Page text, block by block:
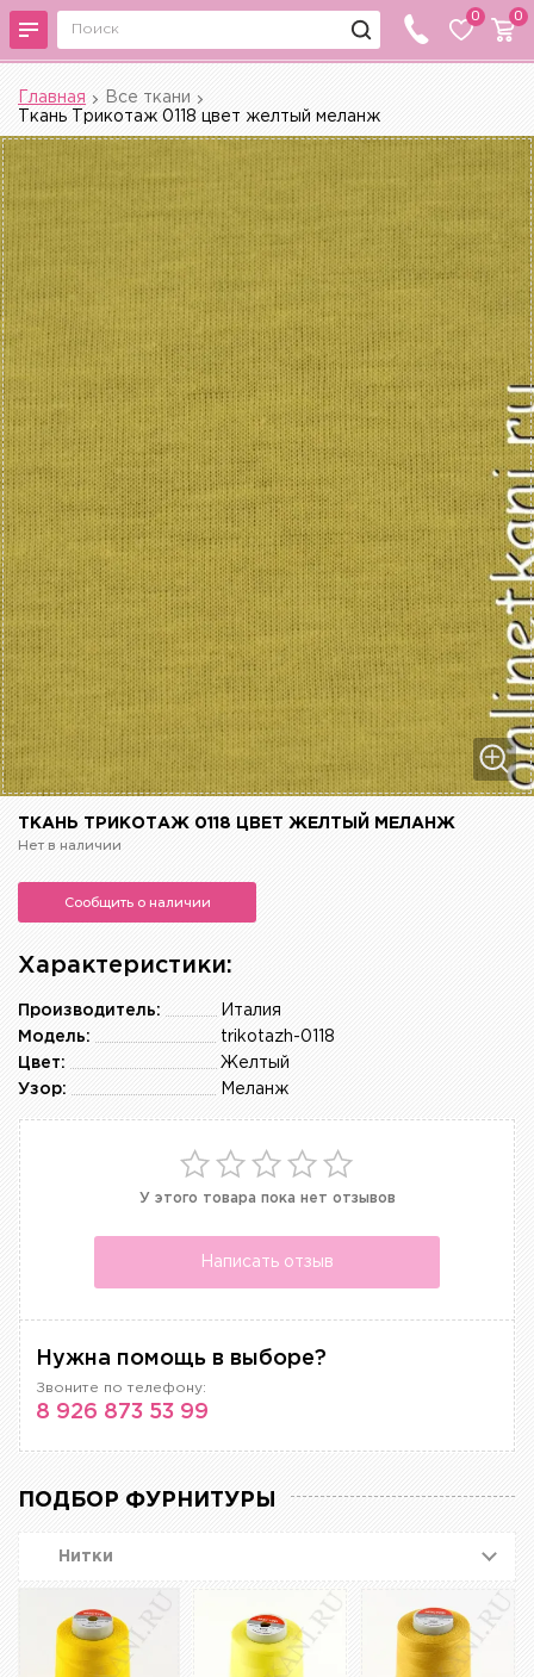
0 0
Главная
Все ткани
Ткань Трикотаж 0118 цвет желтый меланж
ТКАНЬ ТРИКОТАЖ 0118 ЦВЕТ ЖЕЛТЫЙ МЕЛАНЖ
Нет в наличии
Сообщить о наличии
Характеристики:
Италия
Производитель:
trikotazh-0118
Модель:
Желтый
Цвет:
Меланж
Узор:
У этого товара пока нет отзывов
Написать отзыв
Нужна помощь в выборе?
Звоните по телефону:
8 926 873 53 99
ПОДБОР ФУРНИТУРЫ
Нитки